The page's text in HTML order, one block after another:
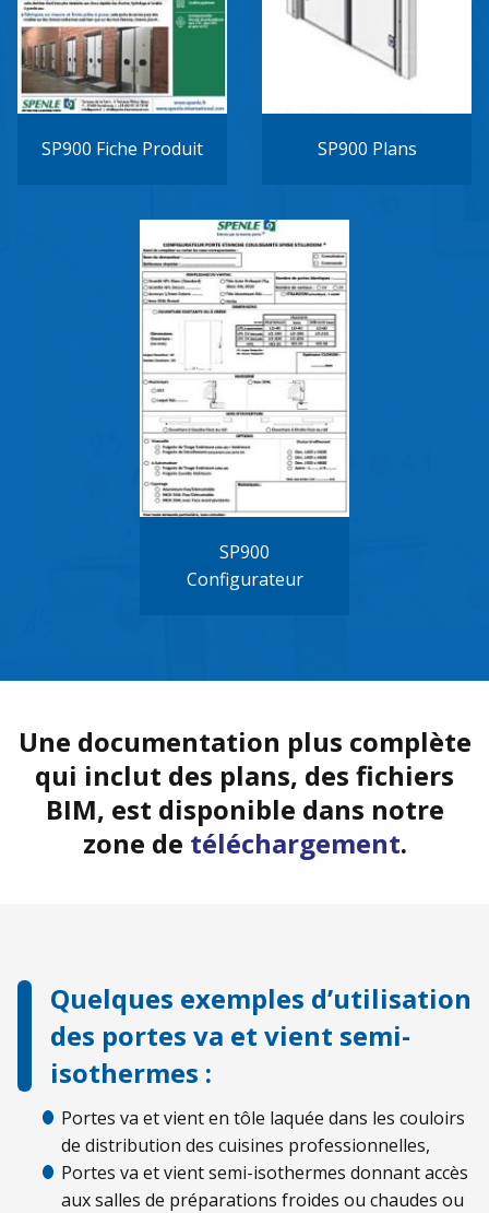
SP900 Fiche Produit SP900 Plans
SP900
Configurateur
Une documentation plus complète
qui inclut des plans, des fichiers
BIM, est disponible dans notre
zone de téléchargement.
Quelques exemples d’utilisation
des portes va et vient semi-
isothermes :
Portes va et vient en tôle laquée dans les couloirs
de distribution des cuisines professionnelles,
Portes va et vient semi-isothermes donnant accès
aux salles de préparations froides ou chaudes ou